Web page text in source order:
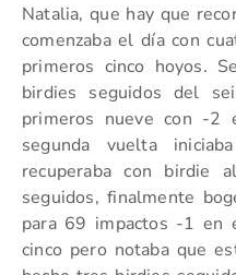
Natalia, que hay que
comenzaba el día con
primeros cinco hoyos.
birdies seguidos del
primeros nueve con -
segunda vuelta
recuperaba con birdie
seguidos, finalmente
para 69 impactos -1
cinco pero notaba que